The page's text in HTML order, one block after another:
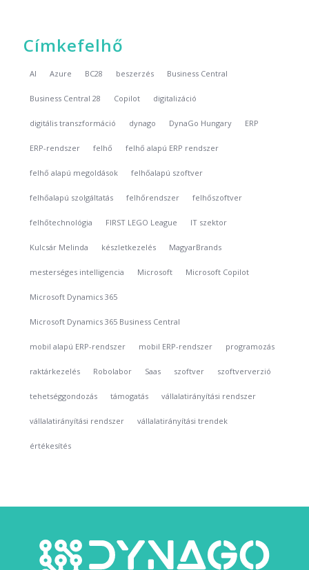
Címkefelhő
AI Azure BC28 beszerzés Business Central
Business Central 28 Copilot digitalizáció
digitális transzformáció dynago DynaGo Hungary ERP
ERP-rendszer felhő felhő alapú ERP rendszer
felhő alapú megoldások felhőalapú szoftver
felhőalapú szolgáltatás felhőrendszer felhőszoftver
felhőtechnológia FIRST LEGO League IT szektor
Kulcsár Melinda készletkezelés MagyarBrands
mesterséges intelligencia Microsoft Microsoft Copilot
Microsoft Dynamics 365
Microsoft Dynamics 365 Business Central
mobil alapú ERP-rendszer mobil ERP-rendszer programozás
raktárkezelés Robolabor Saas szoftver szoftververzió
tehetséggondozás támogatás vállalatirányítási rendszer
vállalatirányítási rendszer vállalatirányítási trendek
értékesítés